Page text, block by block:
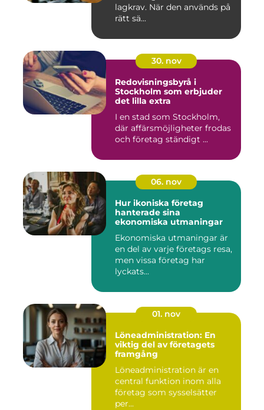
lagkrav. När den används på
rätt sä...
30. nov
Redovisningsbyrå i
Stockholm som erbjuder
det lilla extra
I en stad som Stockholm,
där affärsmöjligheter frodas
och företag ständigt ...
06. nov
Hur ikoniska företag
hanterade sina
ekonomiska utmaningar
Ekonomiska utmaningar är
en del av varje företags resa,
men vissa företag har
lyckats...
01. nov
Löneadministration: En
viktig del av företagets
framgång
Löneadministration är en
central funktion inom alla
företag som sysselsätter
per...